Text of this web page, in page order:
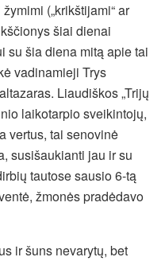
(„krikštijami“ ar
šiai dienai
su šia diena mitą apie tai
vadinamieji Trys
Liaudiškos „Trijų
laikotarpio sveikintojų,
vertus, tai senovinė
susišaukianti jau ir su
tautose sausio 6-tą
žmonės pradėdavo
ir šuns nevarytų, bet